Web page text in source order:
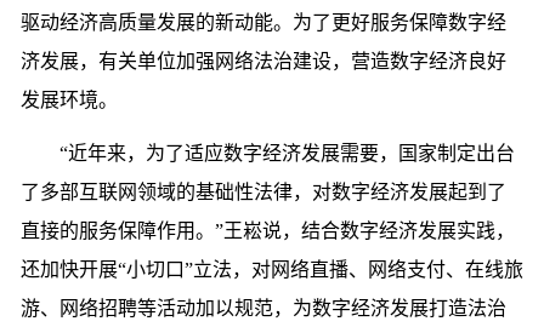
驱动经济高质量发展的新动能。为了更好服务保障数字经
济发展，有关单位加强网络法治建设，营造数字经济良好
发展环境。
“近年来，为了适应数字经济发展需要，国家制定出台
了多部互联网领域的基础性法律，对数字经济发展起到了
直接的服务保障作用。”王崧说，结合数字经济发展实践，
还加快开展“小切口”立法，对网络直播、网络支付、在线旅
游、网络招聘等活动加以规范，为数字经济发展打造法治